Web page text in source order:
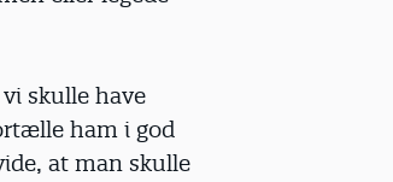
skulle have
ham i god
at man skulle